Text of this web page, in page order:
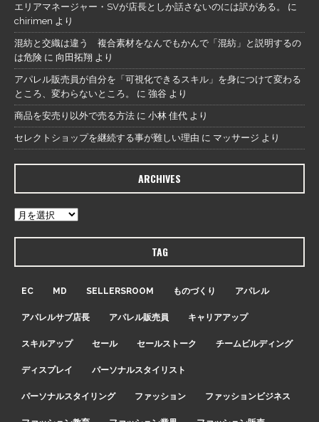
エリアマネージャー・SVが店長としか話さないのには訳がある。
に
chirimen より
混紡と交織は違う 複合素材をなんでもかんで「混紡」と説明するの
は危険 に 向田拓翔 より
アパレル販売員が自分を「可視化できるスキル」を身につけて変わる
ところ、変わらないところ。
に 強谷 より
商品を安売り以外で売る方法 に 小林 佳代 より
セレクトショップを継続する事が難しい理由 に マッサージ より
ARCHIVES
TAG
EC MD SELLERSROOM ものづくり アパレル
アパレルサブ店長 アパレル販売員 キャリアアップ
スキルアップ セール セールストーク チームビルディング
ディスプレイ パーソナルスタイリスト
パーソナルスタイリング ファッション ファッションビジネス